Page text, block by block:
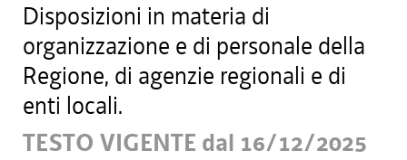
Disposizioni in materia di
organizzazione e di personale della
Regione, di agenzie regionali e di
enti locali.
TESTO VIGENTE dal 16/12/2025